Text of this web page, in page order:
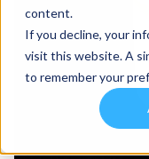
content.
If you decline, your
visit this website. A
to remember your